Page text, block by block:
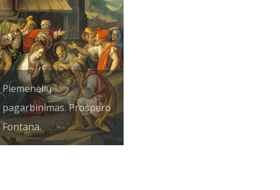
Piemenėlių
pagarbinimas. Prospero
Fontana.